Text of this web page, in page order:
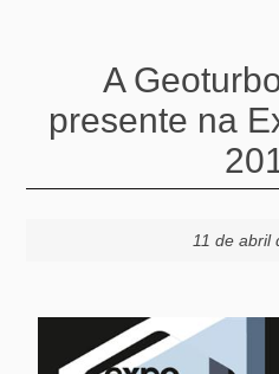
A
presente na
11 de abril